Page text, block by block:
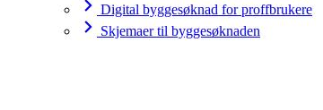
Digital byggesøknad for proffbrukere
Skjemaer til byggesøknaden